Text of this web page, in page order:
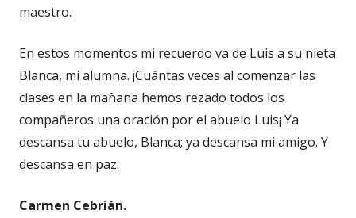
maestro.
En estos momentos mi recuerdo va de Luis a su nieta
Blanca, mi alumna. ¡Cuántas veces al comenzar las
clases en la mañana hemos rezado todos los
compañeros una oración por el abuelo Luis¡ Ya
descansa tu abuelo, Blanca; ya descansa mi amigo. Y
descansa en paz.
Carmen Cebrián.